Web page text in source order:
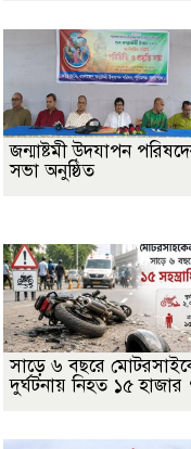
জন্মাষ্টমী উদযাপন
সভা অনুষ্ঠিত
সাড়ে ৬ বছরে
দুর্ঘটনায় নিহত ১৫